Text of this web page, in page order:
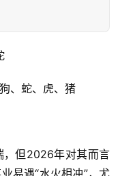
、蛇、虎、猪
，但2026年对其而言
易遇“水火相冲”，尤